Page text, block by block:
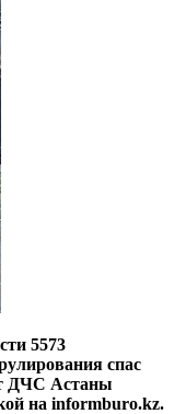
5573
спас
ДЧС Астаны
на informburo.kz.